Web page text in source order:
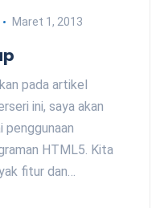
Maret 1, 2013
pada artikel
ini, saya akan
HTML5. Kita
fitur dan…